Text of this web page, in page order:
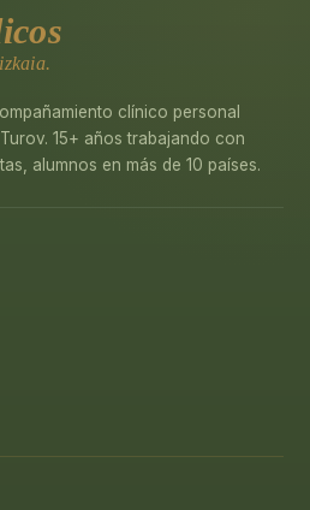
clínico personal
15+ años trabajando con
alumnos en más de 10 países.